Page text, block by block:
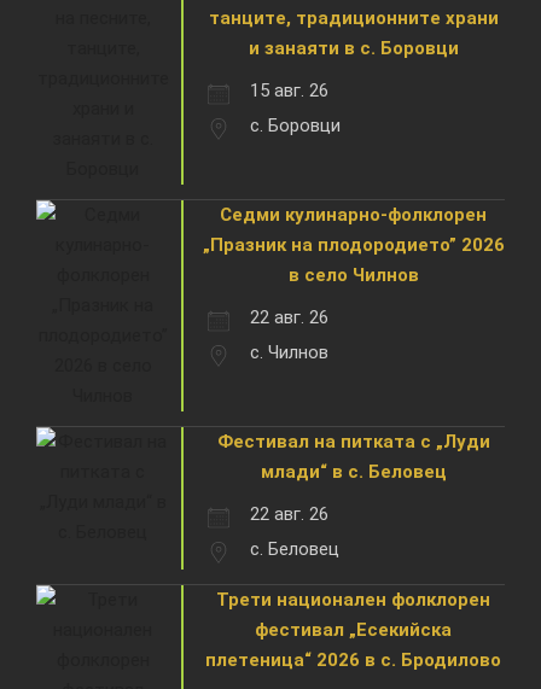
танците, традиционните храни
и занаяти в с. Боровци
15 авг. 26
с. Боровци
Седми кулинарно-фолклорен
„Празник на плодородието” 2026
в село Чилнов
22 авг. 26
с. Чилнов
Фестивал на питката с „Луди
млади“ в с. Беловец
22 авг. 26
с. Беловец
Трети национален фолклорен
фестивал „Есекийска
плетеница“ 2026 в с. Бродилово